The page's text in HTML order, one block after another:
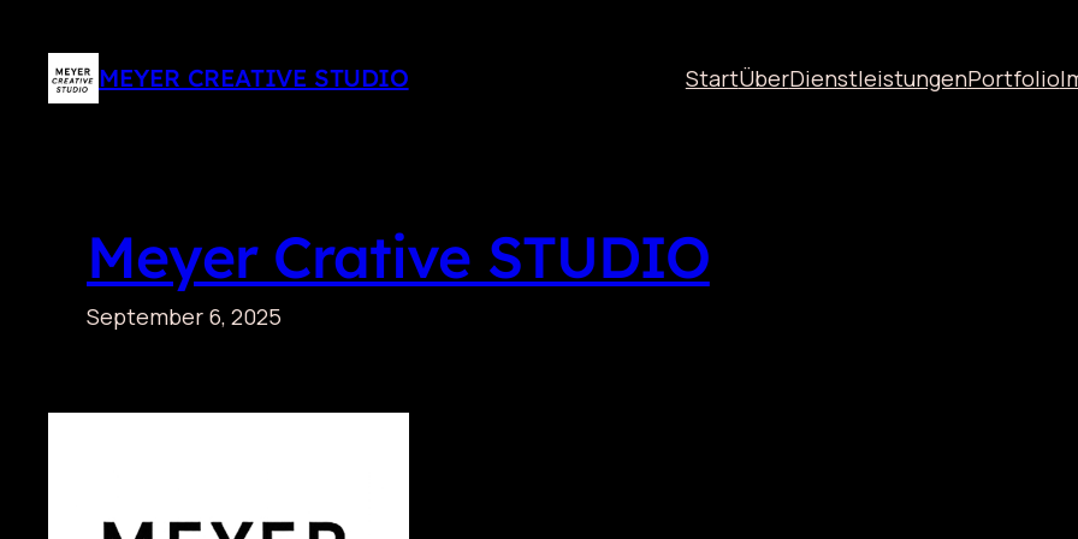
Inhalt
springen MEYER CREATIVE STUDIO StartÜberDienstleistungenPortfolio
Meyer Crative STUDIO
September 6, 2025